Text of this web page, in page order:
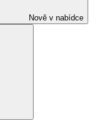
Nově v nabídce